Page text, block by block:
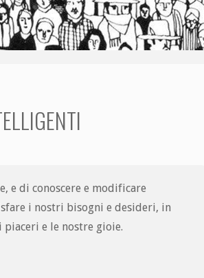
e di conoscere e modificare
i nostri bisogni e desideri, in
e le nostre gioie.